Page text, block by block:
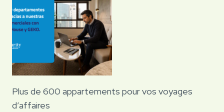
Plus de 600 appartements pour vos voyages
d’affaires